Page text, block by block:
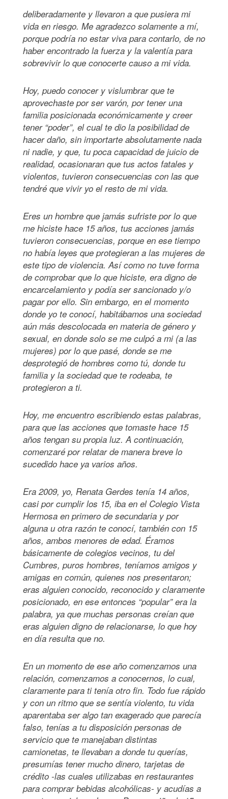
deliberadamente y llevaron a que pusiera mi
vida en riesgo. Me agradezco solamente a mí,
porque podría no estar viva para contarlo, de no
haber encontrado la fuerza y la valentía para
sobrevivir lo que conocerte causo a mi vida.
Hoy, puedo conocer y vislumbrar que te
aprovechaste por ser varón, por tener una
familia posicionada económicamente y creer
tener “poder”, el cual te dio la posibilidad de
hacer daño, sin importarte absolutamente nada
ni nadie, y que, tu poca capacidad de juicio de
realidad, ocasionaran que tus actos fatales y
violentos, tuvieron consecuencias con las que
tendré que vivir yo el resto de mi vida.
Eres un hombre que jamás sufriste por lo que
me hiciste hace 15 años, tus acciones jamás
tuvieron consecuencias, porque en ese tiempo
no había leyes que protegieran a las mujeres de
este tipo de violencia. Así como no tuve forma
de comprobar que lo que hiciste, era digno de
encarcelamiento y podía ser sancionado y/o
pagar por ello. Sin embargo, en el momento
donde yo te conocí, habitábamos una sociedad
aún más descolocada en materia de género y
sexual, en donde solo se me culpó a mi (a las
mujeres) por lo que pasé, donde se me
desprotegió de hombres como tú, donde tu
familia y la sociedad que te rodeaba, te
protegieron a ti.
Hoy, me encuentro escribiendo estas palabras,
para que las acciones que tomaste hace 15
años tengan su propia luz. A continuación,
comenzaré por relatar de manera breve lo
sucedido hace ya varios años.
Era 2009, yo, Renata Gerdes tenía 14 años,
casi por cumplir los 15, iba en el Colegio Vista
Hermosa en primero de secundaria y por
alguna u otra razón te conocí, también con 15
años, ambos menores de edad. Éramos
básicamente de colegios vecinos, tu del
Cumbres, puros hombres, teníamos amigos y
amigas en común, quienes nos presentaron;
eras alguien conocido, reconocido y claramente
posicionado, en ese entonces “popular” era la
palabra, ya que muchas personas creían que
eras alguien digno de relacionarse, lo que hoy
en día resulta que no.
En un momento de ese año comenzamos una
relación, comenzamos a conocernos, lo cual,
claramente para ti tenía otro fin. Todo fue rápido
y con un ritmo que se sentía violento, tu vida
aparentaba ser algo tan exagerado que parecía
falso, tenías a tu disposición personas de
servicio que te manejaban distintas
camionetas, te llevaban a donde tu querías,
presumías tener mucho dinero, tarjetas de
crédito -las cuales utilizabas en restaurantes
para comprar bebidas alcohólicas- y acudías a